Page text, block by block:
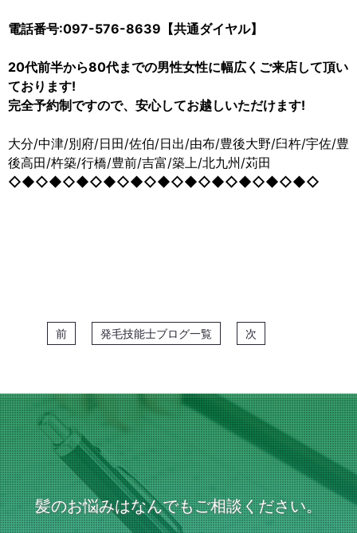
電話番号:097-576-8639【共通ダイヤル】
20代前半から80代までの男性女性に幅広くご来店して頂い
ております!
完全予約制ですので、安心してお越しいただけます!
大分/中津/別府/日田/佐伯/日出/由布/豊後大野/臼杵/宇佐/豊
後高田/杵築/行橋/豊前/吉富/築上/北九州/苅田
◇◆◇◆◇◆◇◆◇◆◇◆◇◆◇◆◇◆◇◆◇◆◇
前 発毛技能士ブログ一覧 次
髪のお悩みはなんでもご相談ください。